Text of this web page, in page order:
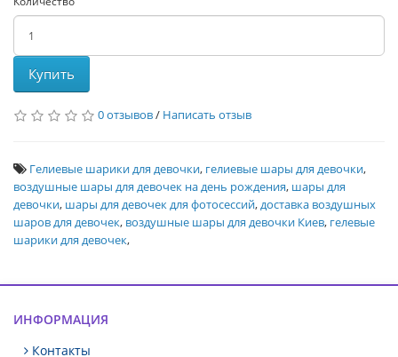
Купить
0 отзывов/ Написать отзыв
Гелиевые шарики для девочки, гелиевые шары для девочки,
воздушные шары для девочек на день рождения, шары для
девочки, шары для девочек для фотосессий,доставка воздушных
шаров для девочек, воздушные шары для девочки Киев, гелевые
шарики для девочек,
ИНФОРМАЦИЯ
Контакты